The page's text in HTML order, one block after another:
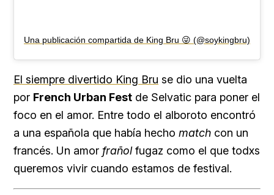
Una publicación compartida de King Bru 😜 (@soykingbru)
El siempre divertido King Bru se dio una vuelta
por French Urban Fest de Selvatic para poner el
foco en el amor. Entre todo el alboroto encontró
a una española que había hecho match con un
francés. Un amor frañolfugaz como el que todxs
queremos vivir cuando estamos de festival.